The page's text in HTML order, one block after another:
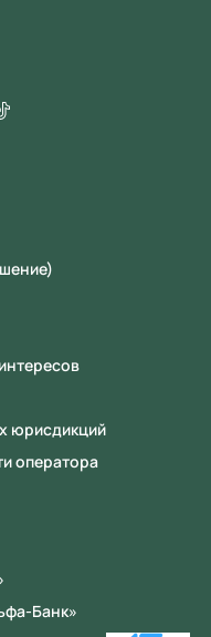
юрисдикций
оператора
Банк»